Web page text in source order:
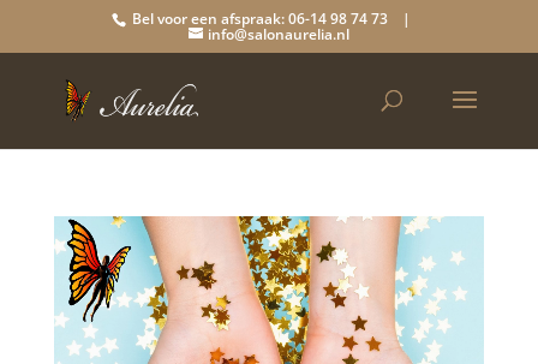
Bel voor een afspraak: 06-14 98 74 73 |
info@salonaurelia.nl
Videospeler